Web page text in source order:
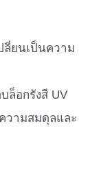
ลี่ยนเป็นความ
ล็อกรังสี UV
วามสมดุลและ